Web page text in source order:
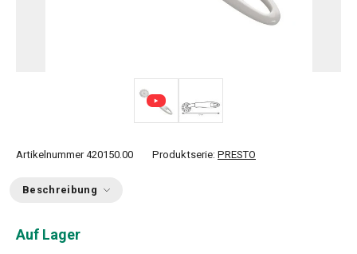
Artikelnummer 420150.00 Produktserie: PRESTO
Beschreibung
Auf Lager